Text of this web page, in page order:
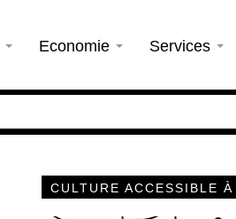
Economie Services
CULTURE ACCESSIBLE À